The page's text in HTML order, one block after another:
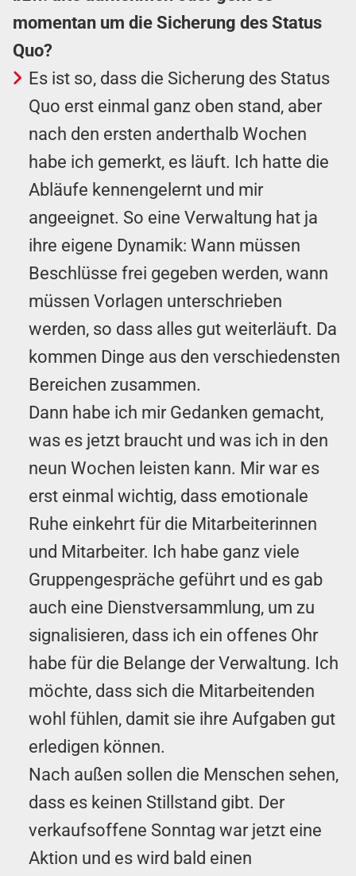
momentan um die Sicherung des Status
Quo?
Es ist so, dass die Sicherung des Status
Quo erst einmal ganz oben stand, aber
nach den ersten anderthalb Wochen
habe ich gemerkt, es läuft. Ich hatte die
Abläufe kennengelernt und mir
angeeignet. So eine Verwaltung hat ja
ihre eigene Dynamik: Wann müssen
Beschlüsse frei gegeben werden, wann
müssen Vorlagen unterschrieben
werden, so dass alles gut weiterläuft. Da
kommen Dinge aus den verschiedensten
Bereichen zusammen.
Dann habe ich mir Gedanken gemacht,
was es jetzt braucht und was ich in den
neun Wochen leisten kann. Mir war es
erst einmal wichtig, dass emotionale
Ruhe einkehrt für die Mitarbeiterinnen
und Mitarbeiter. Ich habe ganz viele
Gruppengespräche geführt und es gab
auch eine Dienstversammlung, um zu
signalisieren, dass ich ein offenes Ohr
habe für die Belange der Verwaltung. Ich
möchte, dass sich die Mitarbeitenden
wohl fühlen, damit sie ihre Aufgaben gut
erledigen können.
Nach außen sollen die Menschen sehen,
dass es keinen Stillstand gibt. Der
verkaufsoffene Sonntag war jetzt eine
Aktion und es wird bald einen